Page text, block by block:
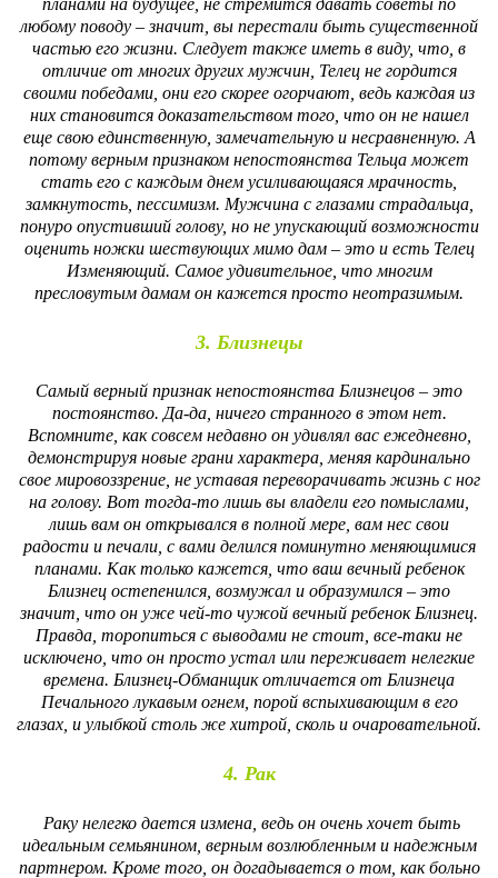
планами на будущее, не стремится давать советы по
любому поводу – значит, вы перестали быть существенной
частью его жизни. Следует также иметь в виду, что, в
отличие от многих других мужчин, Телец не гордится
своими победами, они его скорее огорчают, ведь каждая из
них становится доказательством того, что он не нашел
еще свою единственную, замечательную и несравненную. А
потому верным признаком непостоянства Тельца может
стать его с каждым днем усиливающаяся мрачность,
замкнутость, пессимизм. Мужчина с глазами страдальца,
понуро опустивший голову, но не упускающий возможности
оценить ножки шествующих мимо дам – это и есть Телец
Изменяющий. Самое удивительное, что многим
пресловутым дамам он кажется просто неотразимым.
3. Близнецы
Самый верный признак непостоянства Близнецов – это
постоянство. Да-да, ничего странного в этом нет.
Вспомните, как совсем недавно он удивлял вас ежедневно,
демонстрируя новые грани характера, меняя кардинально
свое мировоззрение, не уставая переворачивать жизнь с ног
на голову. Вот тогда-то лишь вы владели его помыслами,
лишь вам он открывался в полной мере, вам нес свои
радости и печали, с вами делился поминутно меняющимися
планами. Как только кажется, что ваш вечный ребенок
Близнец остепенился, возмужал и образумился – это
значит, что он уже чей-то чужой вечный ребенок Близнец.
Правда, торопиться с выводами не стоит, все-таки не
исключено, что он просто устал или переживает нелегкие
времена. Близнец-Обманщик отличается от Близнеца
Печального лукавым огнем, порой вспыхивающим в его
глазах, и улыбкой столь же хитрой, сколь и очаровательной.
4. Рак
Раку нелегко дается измена, ведь он очень хочет быть
идеальным семьянином, верным возлюбленным и надежным
партнером. Кроме того, он догадывается о том, как больно